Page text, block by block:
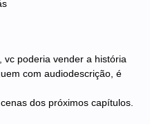
vc poderia vender a história
com audiodescrição, é
dos próximos capítulos.